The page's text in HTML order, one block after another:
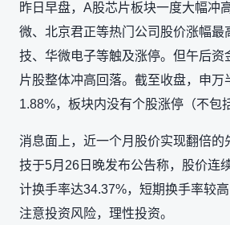
昨日早盘，A股芯片板块一度大幅冲
微、北京君正等热门公司股价涨幅最
技、华微电子等触及涨停。但午后资
片股整体冲高回落。截至收盘，申万
1.88%，板块内没有个股涨停（不包
消息面上，近一个月股价实现翻倍的
技于5月26日晚发布公告称，股价连
计换手率达34.37%，短期换手率较
注意投资风险，理性投资。